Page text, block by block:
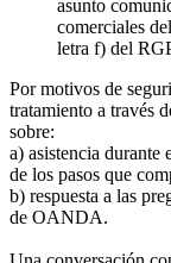
asunto
comerciales
letra f) del
Por motivos de
tratamiento a través
sobre:
a) asistencia durante
de los pasos que
b) respuesta a las
de OANDA.